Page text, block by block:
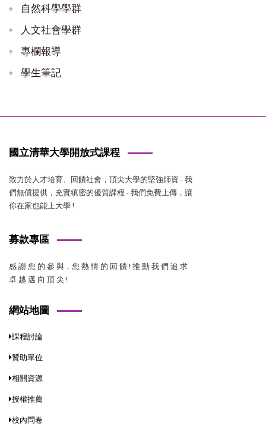
自然科學學群
人文社會學群
專欄報導
學生筆記
國立清華大學開放式課程
致力於人才培育、回饋社會，頂尖大學的堅強師資 - 我
們無償提供，充實縝密的優質課程 - 我們免費上傳，讓
你在家也能上大學 !
募款專區
感 謝 您 的 參 與，您 熱 情 的 回 饋 ! 推 動 我 們 追 求
卓 越 邁 向 頂 尖 !
網站地圖
課程討論
贊助單位
相關資源
授權推薦
校內問卷